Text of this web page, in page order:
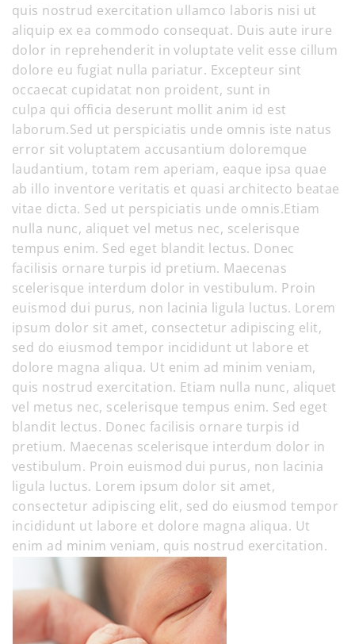
quis nostrud exercitation ullamco laboris nisi ut
aliquip ex ea commodo consequat. Duis aute irure
dolor in reprehenderit in voluptate velit esse cillum
dolore eu fugiat nulla pariatur. Excepteur sint
occaecat cupidatat non proident, sunt in
culpa qui officia deserunt mollit anim id est
laborum.Sed ut perspiciatis unde omnis iste natus
error sit voluptatem accusantium doloremque
laudantium, totam rem aperiam, eaque ipsa quae
ab illo inventore veritatis et quasi architecto beatae
vitae dicta. Sed ut perspiciatis unde omnis.Etiam
nulla nunc, aliquet vel metus nec, scelerisque
tempus enim. Sed eget blandit lectus. Donec
facilisis ornare turpis id pretium. Maecenas
scelerisque interdum dolor in vestibulum. Proin
euismod dui purus, non lacinia ligula luctus. Lorem
ipsum dolor sit amet, consectetur adipiscing elit,
sed do eiusmod tempor incididunt ut labore et
dolore magna aliqua. Ut enim ad minim veniam,
quis nostrud exercitation. Etiam nulla nunc, aliquet
vel metus nec, scelerisque tempus enim. Sed eget
blandit lectus. Donec facilisis ornare turpis id
pretium. Maecenas scelerisque interdum dolor in
vestibulum. Proin euismod dui purus, non lacinia
ligula luctus. Lorem ipsum dolor sit amet,
consectetur adipiscing elit, sed do eiusmod tempor
incididunt ut labore et dolore magna aliqua. Ut
enim ad minim veniam, quis nostrud exercitation.